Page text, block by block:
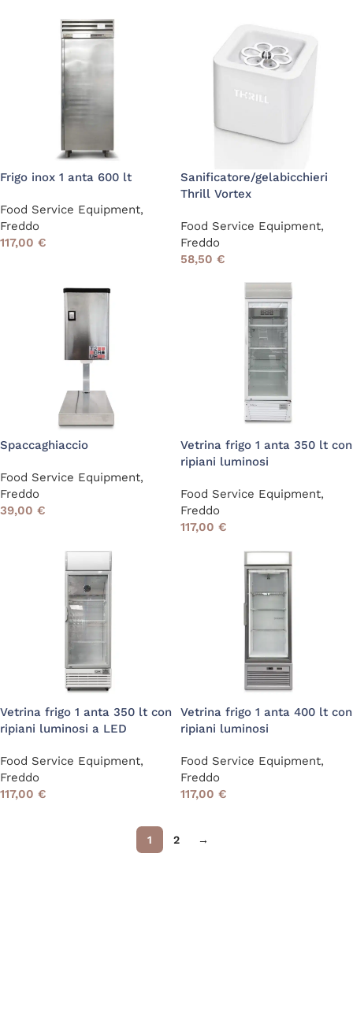
Frigo inox 1 anta 600 lt
Food Service Equipment,
Freddo
117,00 €
Sanificatore/gelabicchieri
Thrill Vortex
Food Service Equipment,
Freddo
58,50 €
Spaccaghiaccio
Food Service Equipment,
Freddo
39,00 €
Vetrina frigo 1 anta 350 lt con
ripiani luminosi
Food Service Equipment,
Freddo
117,00 €
Vetrina frigo 1 anta 350 lt con
ripiani luminosi a LED
Food Service Equipment,
Freddo
117,00 €
Vetrina frigo 1 anta 400 lt con
ripiani luminosi
Food Service Equipment,
Freddo
117,00 €
1 2 →